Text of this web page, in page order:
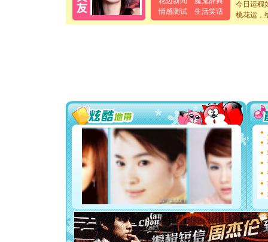
情感测试
生活笑话
[元旦]当
泣，这痛
卖了。水
你太多，
要平安
[圣诞节]
能正大
都要快乐
[圣诞节]
如意,快
[元旦]
看
断电。
你是我
[元旦]
起；二是
离。水晶
[元旦]当
今日运程
桃花运，